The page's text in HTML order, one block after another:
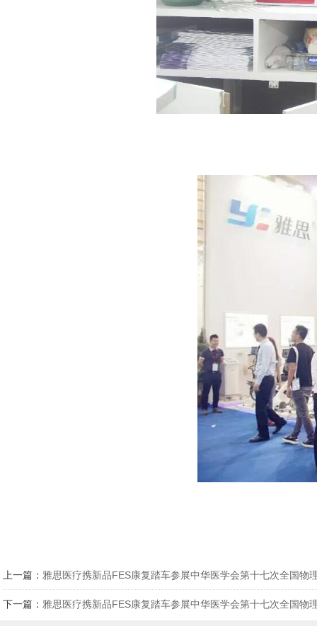
上一篇： 雅思医疗携新品FES康复踏车参展中华医学会第十七次全国物
下一篇： 雅思医疗携新品FES康复踏车参展中华医学会第十七次全国物